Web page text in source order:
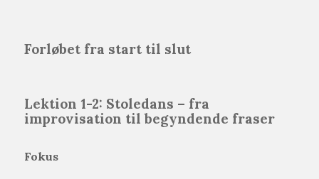
Forløbet fra start til slut
Lektion 1-2: Stoledans – fra
improvisation til begyndende fraser
Fokus